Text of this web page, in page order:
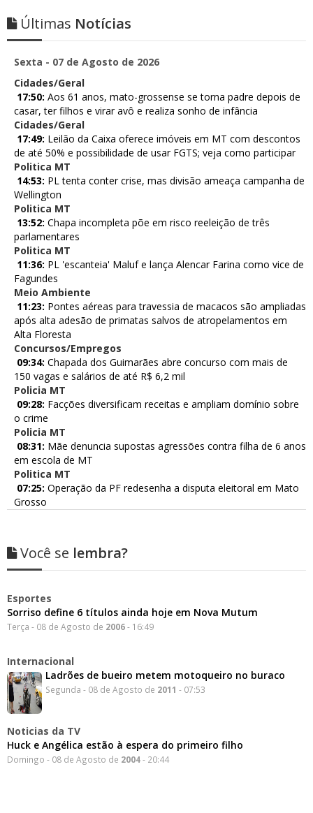
Últimas Notícias
Sexta - 07 de Agosto de 2026
Cidades/Geral
17:50: Aos 61 anos, mato-grossense se torna padre depois de
casar, ter filhos e virar avô e realiza sonho de infância
Cidades/Geral
17:49: Leilão da Caixa oferece imóveis em MT com descontos
de até 50% e possibilidade de usar FGTS; veja como participar
Politica MT
14:53: PL tenta conter crise, mas divisão ameaça campanha de
Wellington
Politica MT
13:52: Chapa incompleta põe em risco reeleição de três
parlamentares
Politica MT
11:36: PL 'escanteia' Maluf e lança Alencar Farina como vice de
Fagundes
Meio Ambiente
11:23: Pontes aéreas para travessia de macacos são ampliadas
após alta adesão de primatas salvos de atropelamentos em
Alta Floresta
Concursos/Empregos
09:34: Chapada dos Guimarães abre concurso com mais de
150 vagas e salários de até R$ 6,2 mil
Policia MT
09:28: Facções diversificam receitas e ampliam domínio sobre
o crime
Policia MT
08:31: Mãe denuncia supostas agressões contra filha de 6 anos
em escola de MT
Politica MT
07:25: Operação da PF redesenha a disputa eleitoral em Mato
Grosso
Você se lembra?
Esportes
Sorriso define 6 títulos ainda hoje em Nova Mutum
Terça - 08 de Agosto de 2006- 16:49
Internacional
Ladrões de bueiro metem motoqueiro no buraco
Segunda - 08 de Agosto de 2011 - 07:53
Noticias da TV
Huck e Angélica estão à espera do primeiro filho
Domingo - 08 de Agosto de 2004- 20:44